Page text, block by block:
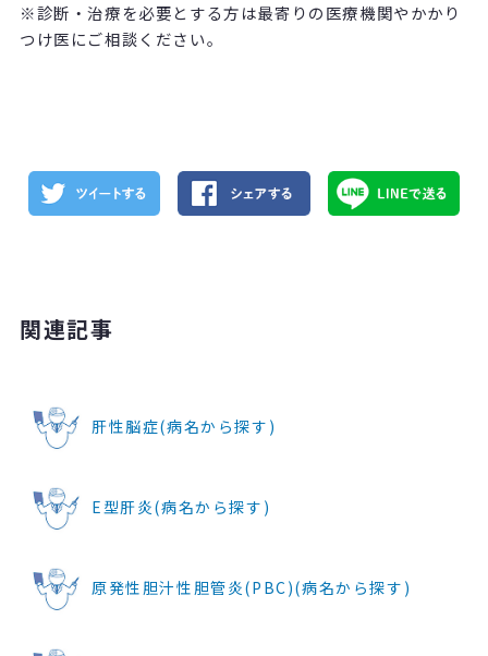
※診断・治療を必要とする方は最寄りの医療機関やかかり
つけ医にご相談ください。
関連記事
肝性脳症(病名から探す)
E型肝炎(病名から探す)
原発性胆汁性胆管炎(PBC)(病名から探す)